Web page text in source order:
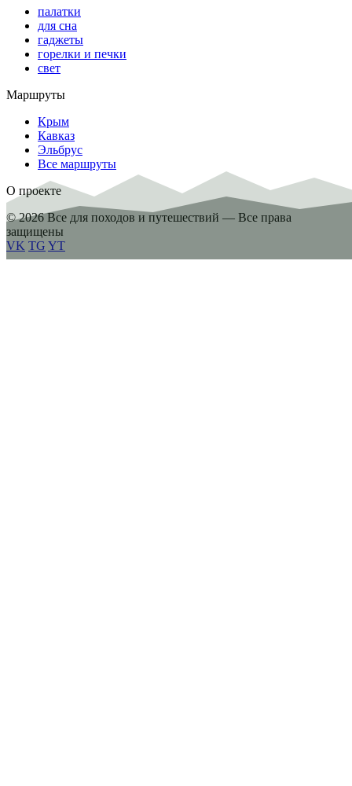
палатки
для сна
гаджеты
горелки и печки
свет
Маршруты
Крым
Кавказ
Эльбрус
Все маршруты
О проекте
© 2026 Все для походов и путешествий — Все права
защищены
VK TG YT